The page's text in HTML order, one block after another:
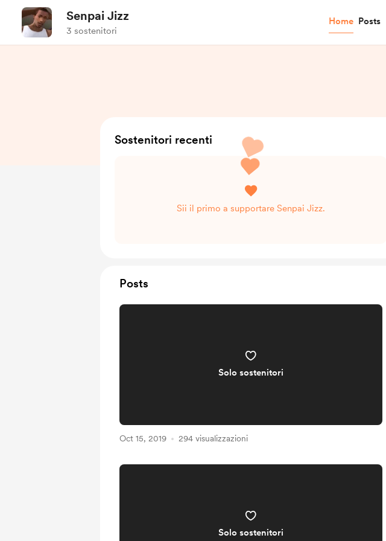
Senpai Jizz
3 sostenitori
Home Posts
Sostenitori recenti
Sii il primo a supportare Senpai Jizz.
Posts
Solo sostenitori
Oct 15, 2019 294 visualizzazioni
Solo sostenitori